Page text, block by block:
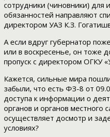
сотрудники (чиновники) для
обязанностей направляют
директором УАЗ К.З.
А если вдруг губернатор
или в воскресенье, он тоже
пропуск с директором ОГКУ
Кажется, сильные мира
забыли, что есть ФЗ-8 от
доступа к информации о
органов и органов местного
осуществляет досмотр и
условиях?